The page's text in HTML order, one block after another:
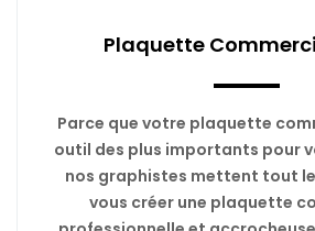
Plaquette
Parce que votre plaquette
outil des plus importants pour
nos graphistes mettent tout
vous créer une plaquette